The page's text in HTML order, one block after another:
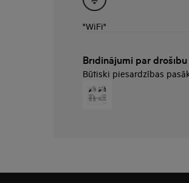
"WiFi"
Brīdinājumi par drošību
Būtiski piesardzības